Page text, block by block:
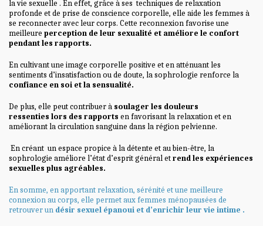
la vie sexuelle . En effet, grâce à ses techniques de relaxation
profonde et de prise de conscience corporelle, elle aide les femmes à
se reconnecter avec leur corps. Cette reconnexion favorise une
meilleure perception de leur sexualité et améliore le confort
pendant les rapports.
En cultivant une image corporelle positive et en atténuant les
sentiments d’insatisfaction ou de doute, la sophrologie renforce la
confiance en soi et la sensualité.
De plus, elle peut contribuer à soulager les douleurs
ressenties lors des rapports en favorisant la relaxation et en
améliorant la circulation sanguine dans la région pelvienne.
En créant un espace propice à la détente et au bien-être, la
sophrologie améliore l’état d’esprit général etrend les expériences
sexuelles plus agréables.
En somme, enapportant relaxation, sérénité et une meilleure
connexion au corps, elle permet aux femmes ménopausées de
retrouver un désir sexuel épanoui et d’enrichir leur vie intime .